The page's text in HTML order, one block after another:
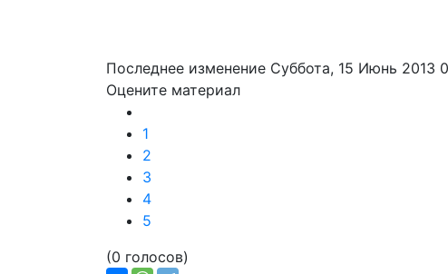
Последнее изменение Суббота, 15 Июнь 2013
Оцените материал
1
2
3
4
5
(0 голосов)